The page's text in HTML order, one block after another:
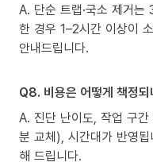
A. 단순 트랩·국소 제거
한 경우 1–2시간 이상이
안내드립니다.
Q8. 비용은 어떻게 책정되
A. 진단 난이도, 작업 구간
분 교체), 시간대가 반영
해 드립니다.